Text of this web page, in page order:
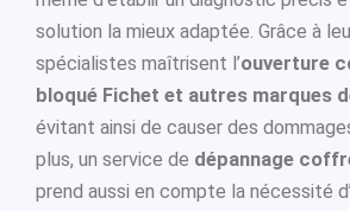
solution la mieux adaptée. Grâce à
spécialistes maîtrisent l’ouverture
bloqué Fichet et autres marques
évitant ainsi de causer des
plus, un service de dépannage
prend aussi en compte la nécessité